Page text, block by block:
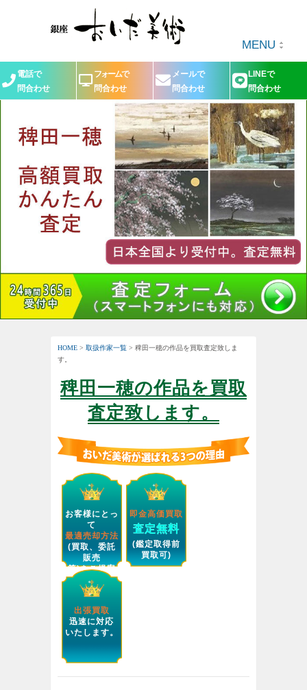
MENU
電話で
問合わせ
フォームで
問合わせ
メールで
問合わせ
LINEで
問合わせ
HOME > 取扱作家一覧 > 稗田一穂の作品を買取査定致しま
す。
稗田一穂の作品を買取
査定致します。
お客様にとっ
て
最適売却方法
(買取、委託
販売
等)をご提案
します。
即金高価買取
査定無料
(鑑定取得前
買取可)
出張買取
迅速に対応
いたします。